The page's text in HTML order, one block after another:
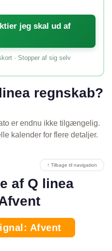
jeg skal ud af
· Stopper af sig selv
regnskab?
er endnu ikke tilgængelig.
kalender for flere detaljer.
↑ Tilbage til navigation
af Q linea
Afvent